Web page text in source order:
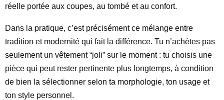
réelle portée aux coupes, au tombé et au confort.
Dans la pratique, c’est précisément ce mélange entre
tradition et modernité qui fait la différence. Tu n’achètes pas
seulement un vêtement “joli” sur le moment : tu choisis une
pièce qui peut rester pertinente plus longtemps, à condition
de bien la sélectionner selon ta morphologie, ton usage et
ton style personnel.